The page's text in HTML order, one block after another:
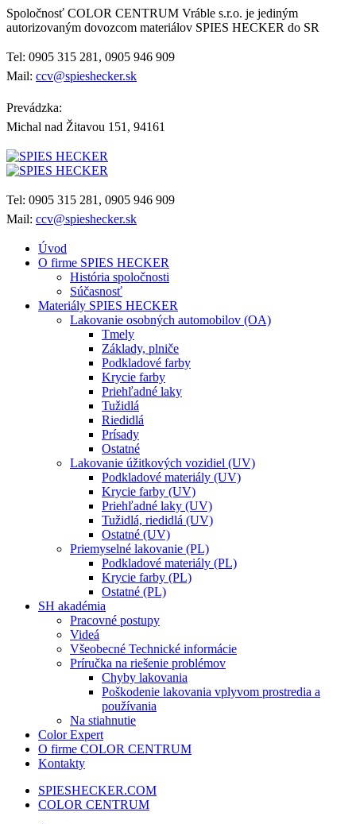
Spoločnosť COLOR CENTRUM Vráble s.r.o. je jediným
autorizovaným dovozcom materiálov SPIES HECKER do SR
Tel: 0905 315 281, 0905 946 909
Mail: ccv@spieshecker.sk
Prevádzka:
Michal nad Žitavou 151, 94161
Tel: 0905 315 281, 0905 946 909
Mail: ccv@spieshecker.sk
Úvod
O firme SPIES HECKER
História spoločnosti
Súčasnosť
Materiály SPIES HECKER
Lakovanie osobných automobilov (OA)
Tmely
Základy, plniče
Podkladové farby
Krycie farby
Priehľadné laky
Tužidlá
Riedidlá
Prísady
Ostatné
Lakovanie úžitkových vozidiel (UV)
Podkladové materiály (UV)
Krycie farby (UV)
Priehľadné laky (UV)
Tužidlá, riedidlá (UV)
Ostatné (UV)
Priemyselné lakovanie (PL)
Podkladové materiály (PL)
Krycie farby (PL)
Ostatné (PL)
SH akadémia
Pracovné postupy
Videá
Všeobecné Technické informácie
Príručka na riešenie problémov
Chyby lakovania
Poškodenie lakovania vplyvom prostredia a
používania
Na stiahnutie
Color Expert
O firme COLOR CENTRUM
Kontakty
SPIESHECKER.COM
COLOR CENTRUM